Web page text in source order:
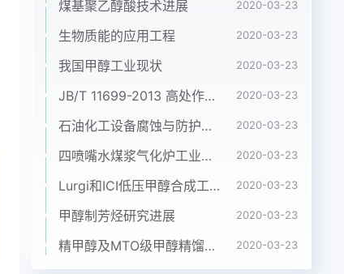
煤基聚乙醇酸技术进展 2020-03-23
生物质能的应用工程 2020-03-23
我国甲醇工业现状 2020-03-23
JB/T 11699-2013 高处作业吊篮安装、拆卸、使用技术规程 2020-03-23
石油化工设备腐蚀与防护参考书十本免费下载，绝版珍藏 2020-03-23
四喷嘴水煤浆气化炉工业应用情况简介 2020-03-23
Lurgi和ICI低压甲醇合成工艺比较 2020-03-23
甲醇制芳烃研究进展 2020-03-23
精甲醇及MTO级甲醇精馏工艺技术进展 2020-03-23